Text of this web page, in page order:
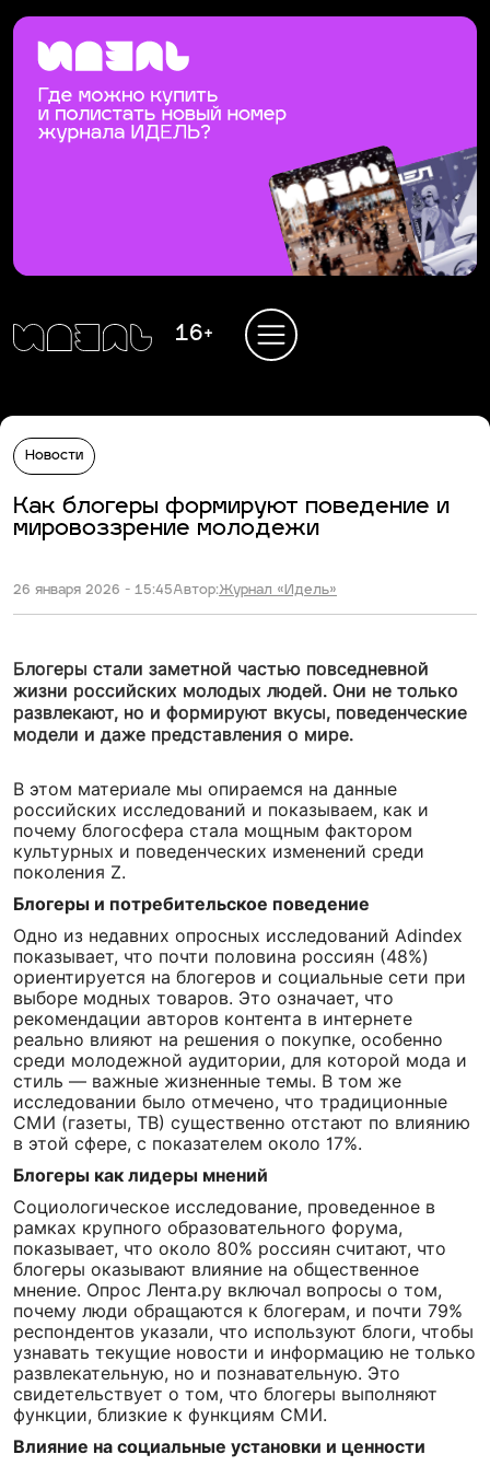
16+
Новости
Как блогеры формируют поведение и
мировоззрение молодежи
26 января 2026 - 15:45Автор:Журнал «Идель»
Блогеры стали заметной частью повседневной
жизни российских молодых людей. Они не только
развлекают, но и формируют вкусы, поведенческие
модели и даже представления о мире.
В этом материале мы опираемся на данные
российских исследований и показываем, как и
почему блогосфера стала мощным фактором
культурных и поведенческих изменений среди
поколения Z.
Блогеры и потребительское поведение
Одно из недавних опросных исследований Adindex
показывает, что почти половина россиян (48%)
ориентируется на блогеров и социальные сети при
выборе модных товаров. Это означает, что
рекомендации авторов контента в интернете
реально влияют на решения о покупке, особенно
среди молодежной аудитории, для которой мода и
стиль — важные жизненные темы. В том же
исследовании было отмечено, что традиционные
СМИ (газеты, ТВ) существенно отстают по влиянию
в этой сфере, с показателем около 17%.
Блогеры как лидеры мнений
Социологическое исследование, проведенное в
рамках крупного образовательного форума,
показывает, что около 80% россиян считают, что
блогеры оказывают влияние на общественное
мнение. Опрос Лента.ру включал вопросы о том,
почему люди обращаются к блогерам, и почти 79%
респондентов указали, что используют блоги, чтобы
узнавать текущие новости и информацию не только
развлекательную, но и познавательную. Это
свидетельствует о том, что блогеры выполняют
функции, близкие к функциям СМИ.
Влияние на социальные установки и ценности